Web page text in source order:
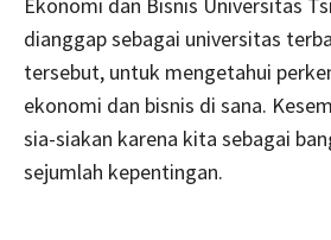
dianggap sebagai universitas
tersebut, untuk mengetahui
ekonomi dan bisnis di sana.
sia-siakan karena kita sebagai
sejumlah kepentingan.